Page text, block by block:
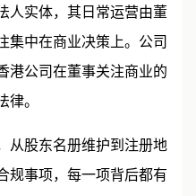
人实体，其日常运营由董
集中在商业决策上。公司
港公司在董事关注商业的
律。
从股东名册维护到注册地
事项，每一项背后都有